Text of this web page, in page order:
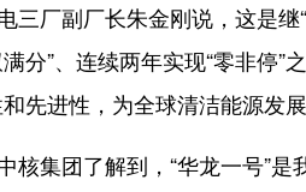
厂副厂长朱金刚说，这是继“
分”、连续两年实现“零非停
先进性，为全球清洁能源发展
集团了解到，“华龙一号”是